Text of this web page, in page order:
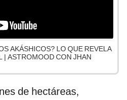
AKÁSHICOS? LO QUE REVELA
| ASTROMOOD CON JHAN
de hectáreas,